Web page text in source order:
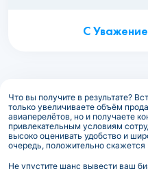
С
Что вы получите в результате?
только увеличиваете объём
авиаперелётов, но и получаете
привлекательным условиям
высоко оценивать удобство и
очередь, положительно
Не упустите шанс вывести ваш